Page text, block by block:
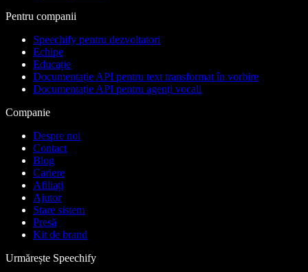
Pentru companii
Speechify pentru dezvoltatori
Echipe
Educație
Documentație API pentru text transformat în vorbire
Documentație API pentru agenți vocali
Companie
Despre noi
Contact
Blog
Cariere
Afiliați
Ajutor
Stare sistem
Presă
Kit de brand
Urmărește Speechify